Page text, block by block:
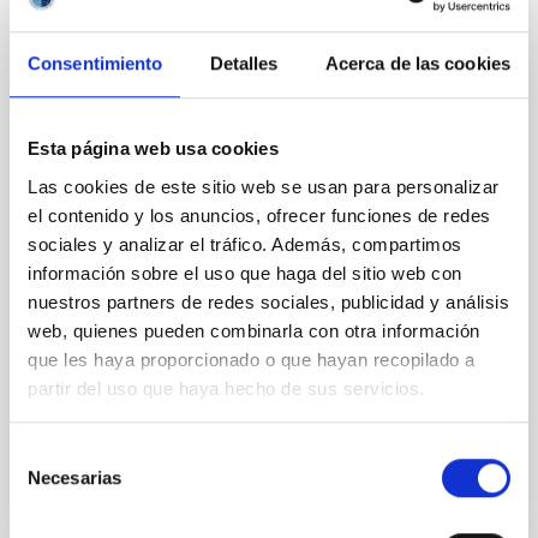
Consentimiento Detalles Acerca de las cookies
Esta página web usa cookies
Las cookies de este sitio web se usan para personalizar
el contenido y los anuncios, ofrecer funciones de redes
sociales y analizar el tráfico. Además, compartimos
información sobre el uso que haga del sitio web con
nuestros partners de redes sociales, publicidad y análisis
web, quienes pueden combinarla con otra información
que les haya proporcionado o que hayan recopilado a
partir del uso que haya hecho de sus servicios.
Necesarias
Amigos de El País
ilustre científico canario Blas Cabrera y Felipe, la Real
(RSEAPT) acogerá una conferencia a cargo de
Valentín Martínez Pillet, director del Instituto de
Solar. La charla tendrá lugar el próximo martes 24 de
febrero a las 18:00 horas en la sede de esta
institución en La Laguna. Bajo el título “Viviendo con
una estrella: el bueno, el feo y el malo”, Martínez Pillet
explorará la relación entre la Tierra y el Sol. La charla,
que forma parte
Advertised on